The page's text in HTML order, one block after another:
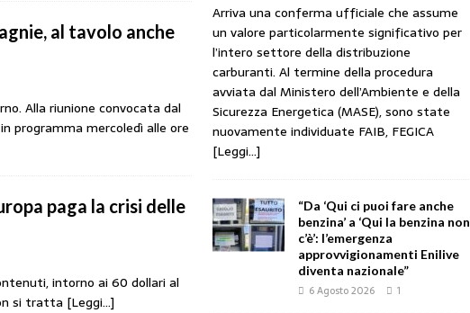
Mimit: “I gestori non decidono i prezzi. Basta scaricare su di loro le
è libero: i controlli non diventino una presunzione di colpevolezza
SUI PRODOTTI ADULTERATI: ALTRA SITUAZIONE GRAVE MA NON SERIA
al tavolo anche
Alla riunione convocata dal
programma mercoledì alle ore
paga la crisi delle
intorno ai 60 dollari al
si tratta [Leggi…]
Arriva una conferma ufficiale che assume
un valore particolarmente significativo per
l’intero settore della distribuzione
carburanti. Al termine della procedura
avviata dal Ministero dell’Ambiente e della
Sicurezza Energetica (MASE), sono state
nuovamente individuate FAIB, FEGICA
[Leggi...]
“Da ‘Qui ci puoi fare anche
benzina’ a ‘Qui la benzina non
c’è’: l’emergenza
approvvigionamenti Enilive
diventa nazionale”
6 Agosto 2026 1